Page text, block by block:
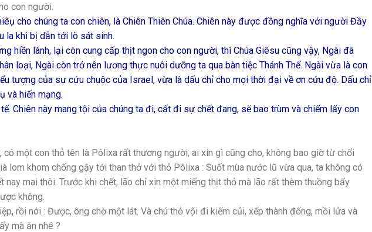
con người.
cho chúng ta con chiên, là Chiên Thiên Chúa. Chiên này được đồng nghĩa với người Đầy
la khi bị dẫn tới lò sát sinh.
hiền lành, lại còn cung cấp thịt ngon cho con người, thì Chúa Giêsu cũng vậy, Ngài đã
loại, Ngài còn trở nên lương thực nuôi dưỡng ta qua bàn tiệc Thánh Thể. Ngài vừa là con
tượng của sự cứu chuộc của Israel, vừa là dấu chỉ cho mọi thời đại về ơn cứu độ. Dấu chỉ
và hiến mạng.
Chiên này mang tội của chúng ta đi, cất đi sự chết đang, sẽ bao trùm và chiếm lấy con
có một con thỏ tên là Pôlixa rất thương người, ai xin gì cũng cho, không bao giờ từ chối
lom khom chống gậy tới than thở với thỏ Pôlixa : Suốt mùa nước lũ vừa qua, ta không có
nay mai thôi. Trước khi chết, lão chỉ xin một miếng thịt thỏ mà lão rất thèm thuồng bấy
không.
rồi nói : Được, ông chờ một lát. Và chú thỏ vội đi kiếm củi, xếp thành đống, mồi lửa và
mà ăn nhé ?